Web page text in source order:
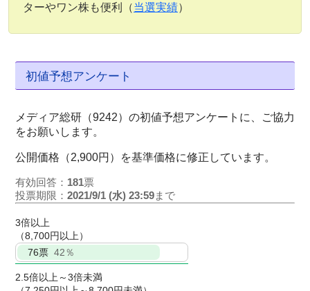
ターやワン株も便利（当選実績）
初値予想アンケート
メディア総研（9242）の初値予想アンケートに、ご協力
をお願いします。
公開価格（2,900円）を基準価格に修正しています。
有効回答： 181票
投票期限： 2021/9/1 (水) 23:59まで
3倍以上
（8,700円以上）
76票 42％
2.5倍以上～3倍未満